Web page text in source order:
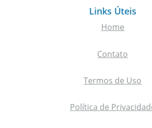
Links Úteis
Home
Contato
Termos de Uso
Política de